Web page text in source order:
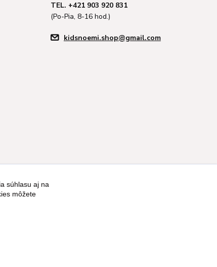
TEL. +421 903 920 831
(Po-Pia, 8-16 hod.)
kidsnoemi.shop@gmail.com
súhlasu aj na
môžete